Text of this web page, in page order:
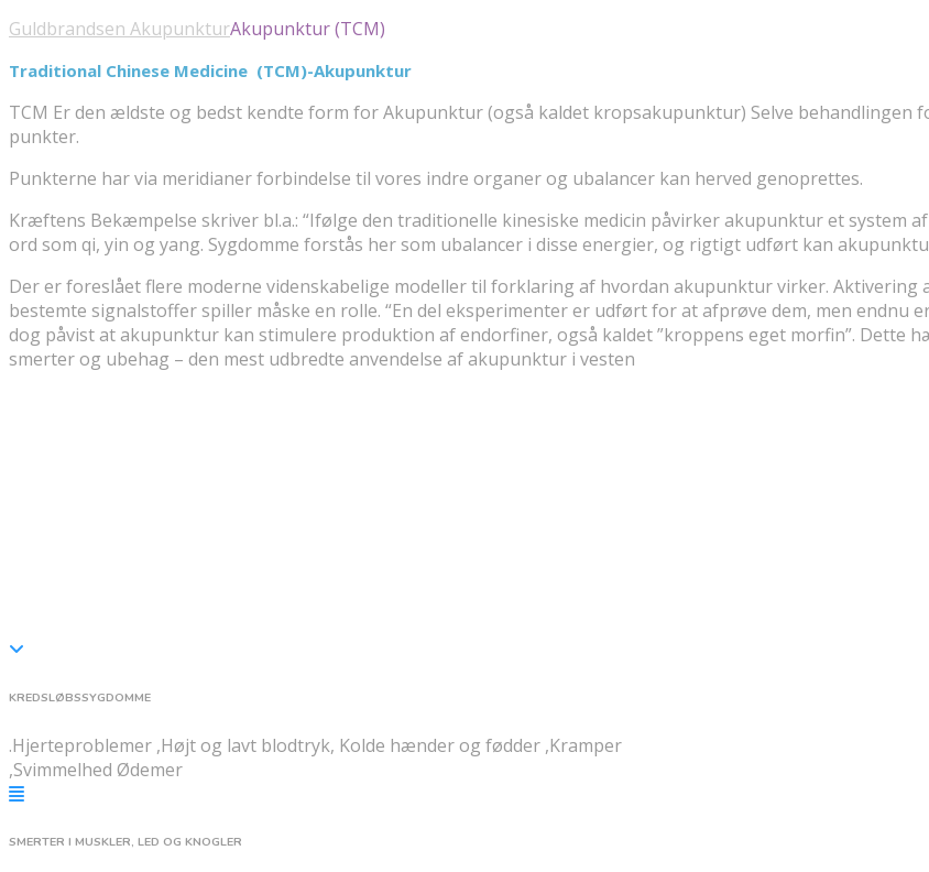
Guldbrandsen AkupunkturAkupunktur (TCM)
Traditional Chinese Medicine (TCM)-Akupunktur
TCM Er den ældste og bedst kendte form for Akupunktur (også kaldet kropsakupunktur) Selve behandlingen
punkter.
Punkterne har via meridianer forbindelse til vores indre organer og ubalancer kan herved genoprettes.
Kræftens Bekæmpelse skriver bl.a.: “Ifølge den traditionelle kinesiske medicin påvirker akupunktur et system
ord som qi, yin og yang. Sygdomme forstås her som ubalancer i disse energier, og rigtigt udført kan
Der er foreslået flere moderne videnskabelige modeller til forklaring af hvordan akupunktur virker.
bestemte signalstoffer spiller måske en rolle. “En del eksperimenter er udført for at afprøve dem, men
dog påvist at akupunktur kan stimulere produktion af endorfiner, også kaldet ”kroppens eget morfin”. Dette
smerter og ubehag – den mest udbredte anvendelse af akupunktur i vesten
KREDSLØBSSYGDOMME
.Hjerteproblemer ,Højt og lavt blodtryk, Kolde hænder og fødder ,Kramper
,Svimmelhed Ødemer
SMERTER I MUSKLER, LED OG KNOGLER